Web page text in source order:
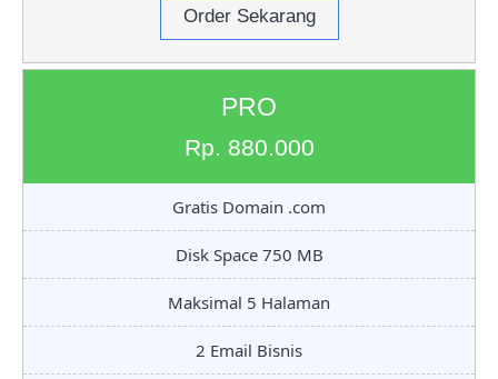
Order Sekarang
PRO
Rp. 880.000
Gratis Domain .com
Disk Space 750 MB
Maksimal 5 Halaman
2 Email Bisnis